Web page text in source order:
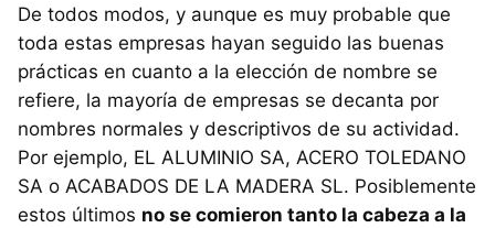
De todos modos, y aunque es muy probable que
toda estas empresas hayan seguido las buenas
prácticas en cuanto a la elección de nombre se
refiere, la mayoría de empresas se decanta por
nombres normales y descriptivos de su actividad.
Por ejemplo, EL ALUMINIO SA, ACERO TOLEDANO
SA o ACABADOS DE LA MADERA SL. Posiblemente
estos últimos no se comieron tanto la cabeza a la